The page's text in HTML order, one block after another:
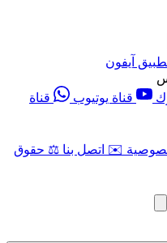
آيفون
قناة يوتيوب
قناة
✉️ اتصل بنا ⚖️ حقوق